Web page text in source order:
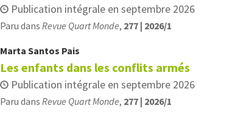
Publication intégrale en septembre 2026
Paru dans Revue Quart Monde, 277 | 2026/1
Marta Santos Pais
Les enfants dans les conflits armés
Publication intégrale en septembre 2026
Paru dans Revue Quart Monde, 277 | 2026/1